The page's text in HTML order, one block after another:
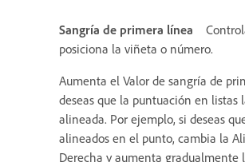
Sangría de primera línea
posiciona la viñeta o número.
Aumenta el Valor de sangría de
deseas que la puntuación en listas
alineada. Por ejemplo, si deseas
alineados en el punto, cambia la
Derecha y aumenta gradualmente